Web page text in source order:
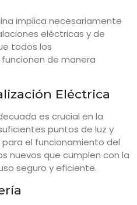
implica necesariamente
eléctricas y de
todos los
de manera
Eléctrica
es crucial en la
puntos de luz y
el funcionamiento del
nuevos que cumplen con la
seguro y eficiente.